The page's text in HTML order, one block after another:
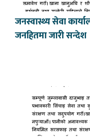
जनस्वास्थ्य सेवा
जनहितमा जारी सन्देश